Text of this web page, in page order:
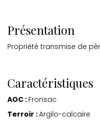
Présentation
Propriété transmise de
Caractéristiques
AOC : Fronsac
Terroir :Argilo-calcaire